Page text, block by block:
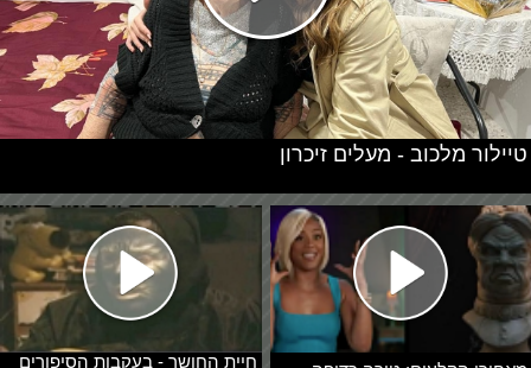
חיית החושך - בעקבות הסיפורים
טיילור מלכוב - מעלים זיכרון